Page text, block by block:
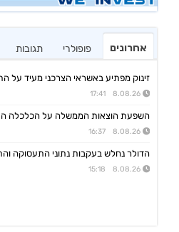
אחרונים פופולרי תגובות
זינוק מפתיע באשראי הצרכני מעיד על
8.08.26 17:41
השפעת הוצאות הממשלה על הכלכלה
8.08.26 16:37
הדולר נחלש בעקבות נתוני התעסוקה
8.08.26 15:18